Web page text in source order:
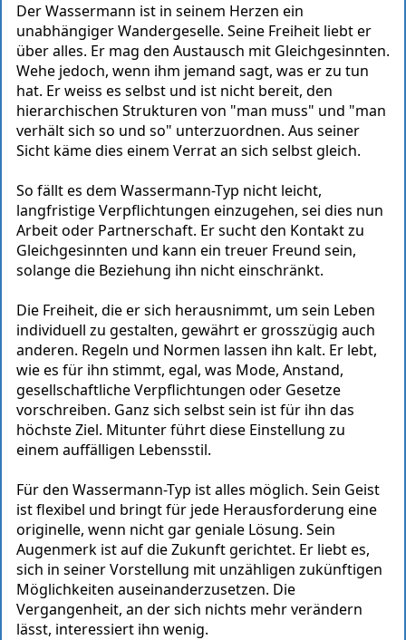
Der Wassermann ist in seinem Herzen ein
unabhängiger Wandergeselle. Seine Freiheit liebt er
über alles. Er mag den Austausch mit Gleichgesinnten.
Wehe jedoch, wenn ihm jemand sagt, was er zu tun
hat. Er weiss es selbst und ist nicht bereit, den
hierarchischen Strukturen von "man muss" und "man
verhält sich so und so" unterzuordnen. Aus seiner
Sicht käme dies einem Verrat an sich selbst gleich.
So fällt es dem Wassermann-Typ nicht leicht,
langfristige Verpflichtungen einzugehen, sei dies nun
Arbeit oder Partnerschaft. Er sucht den Kontakt zu
Gleichgesinnten und kann ein treuer Freund sein,
solange die Beziehung ihn nicht einschränkt.
Die Freiheit, die er sich herausnimmt, um sein Leben
individuell zu gestalten, gewährt er grosszügig auch
anderen. Regeln und Normen lassen ihn kalt. Er lebt,
wie es für ihn stimmt, egal, was Mode, Anstand,
gesellschaftliche Verpflichtungen oder Gesetze
vorschreiben. Ganz sich selbst sein ist für ihn das
höchste Ziel. Mitunter führt diese Einstellung zu
einem auffälligen Lebensstil.
Für den Wassermann-Typ ist alles möglich. Sein Geist
ist flexibel und bringt für jede Herausforderung eine
originelle, wenn nicht gar geniale Lösung. Sein
Augenmerk ist auf die Zukunft gerichtet. Er liebt es,
sich in seiner Vorstellung mit unzähligen zukünftigen
Möglichkeiten auseinanderzusetzen. Die
Vergangenheit, an der sich nichts mehr verändern
lässt, interessiert ihn wenig.